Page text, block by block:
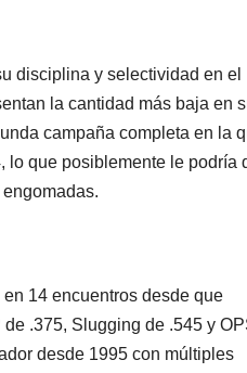
disciplina y selectividad en el
la cantidad más baja en
campaña completa en la
lo que posiblemente le podría
14 encuentros desde que
.375, Slugging de .545 y
desde 1995 con múltiples